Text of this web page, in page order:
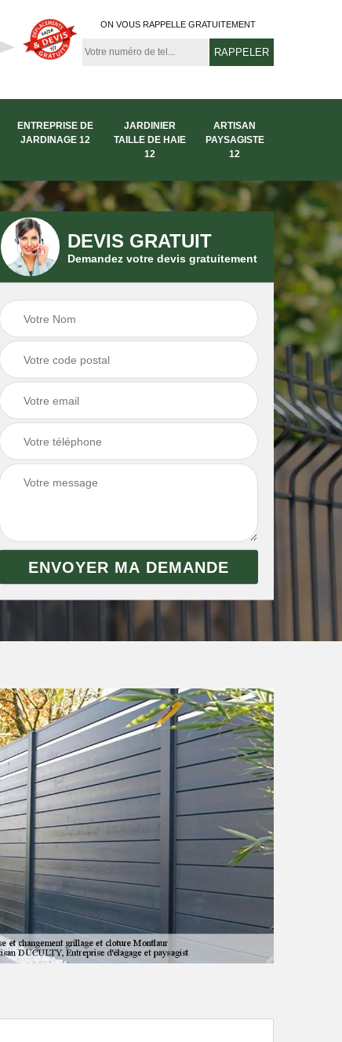
ON VOUS RAPPELLE GRATUITEMENT
ENTREPRISE DE
JARDINAGE 12
JARDINIER
TAILLE DE HAIE
12
ARTISAN
PAYSAGISTE
12
DEVIS GRATUIT
Demandez votre devis gratuitement